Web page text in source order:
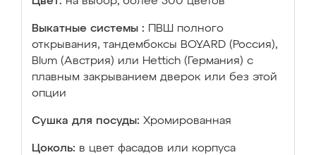
Выкатные системы :
ПВШ полного
открывания, тандембоксы BOYARD (Россия),
Blum (Австрия) или Hettich (Германия) с
плавным закрыванием дверок или без этой
опции
Сушка для посуды: Хромированная
Цоколь: в цвет фасадов или корпуса